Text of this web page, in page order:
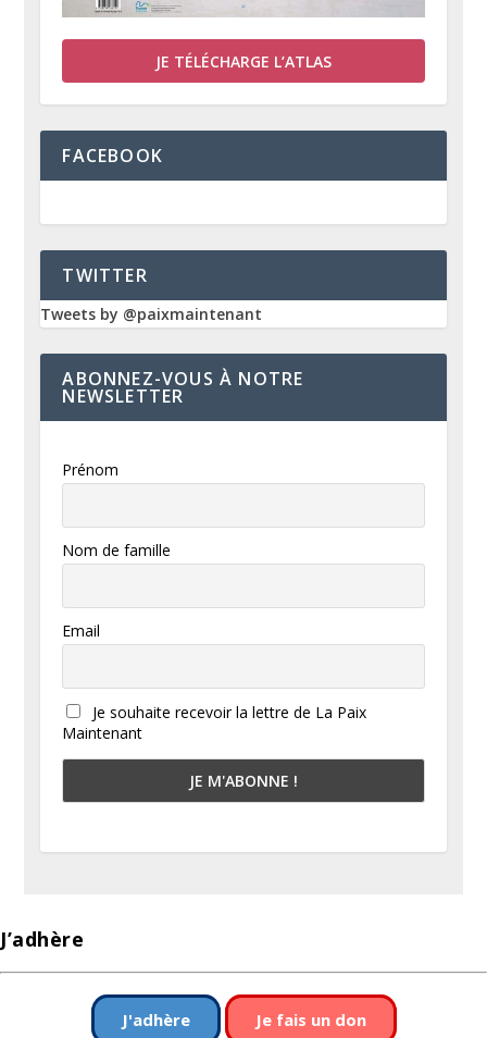
JE TÉLÉCHARGE L’ATLAS
FACEBOOK
TWITTER
Tweets by @paixmaintenant
ABONNEZ-VOUS À NOTRE
NEWSLETTER
Prénom
Nom de famille
Email
Je souhaite recevoir la lettre de La Paix
Maintenant
J’adhère
J'adhère Je fais un don